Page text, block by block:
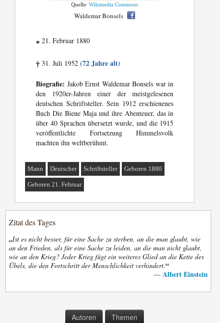
Quelle:Wikimedia Commons
Waldemar Bonsels
* 21. Februar 1880
† 31. Juli 1952(72 Jahre alt)
Biografie: Jakob Ernst Waldemar Bonsels war in
den 1920er-Jahren einer der meistgelesenen
deutschen Schriftsteller. Sein 1912 erschienenes
Buch Die Biene Maja und ihre Abenteuer, das in
über 40 Sprachen übersetzt wurde, und die 1915
veröffentlichte Fortsetzung Himmelsvolk
machten ihn weltberühmt.
Mann Deutscher Schriftsteller Geboren 1880
Geboren 21. Februar
Zitat des Tages
„Ist es nicht besser, für eine Sache zu sterben, an die man glaubt, wie
an den Frieden, als für eine Sache zu leiden, an die man nicht glaubt,
wie an den Krieg? Jeder Krieg fügt ein weiteres Glied an die Kette des
Übels, die den Fortschritt der Menschlichkeit verhindert.“
— Albert Einstein
Autoren Themen